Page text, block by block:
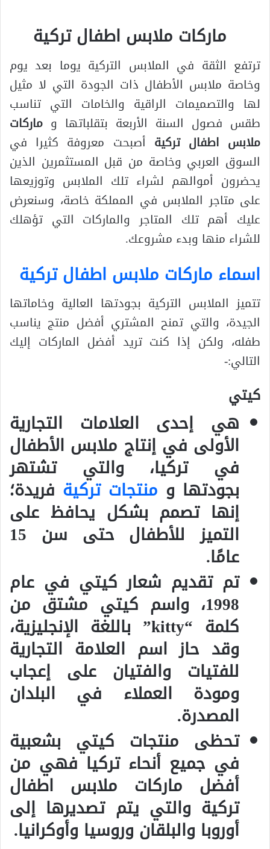
ماركات ملابس اطفال تركية
ترتفع الثقة في الملابس التركية يوما بعد يوم
وخاصة ملابس الأطفال ذات الجودة التي لا مثيل
لها والتصميمات الراقية والخامات التي تناسب
طقس فصول السنة الأربعة بتقلباتها و ماركات
ملابس اطفال تركية أصبحت معروفة كثيرا في
السوق العربي وخاصة من قبل المستثمرين الذين
يحضرون أموالهم لشراء تلك الملابس وتوزيعها
على متاجر الملابس في المملكة خاصة، وسنعرض
عليك أهم تلك المتاجر والماركات التي تؤهلك
للشراء منها وبدء مشروعك.
اسماء ماركات ملابس اطفال تركية
تتميز الملابس التركية بجودتها العالية وخاماتها
الجيدة، والتي تمنح المشتري أفضل منتج يناسب
طفله، ولكن إذا كنت تريد أفضل الماركات إليك
التالي:-
كيتي
هي إحدى العلامات التجارية
الأولى في إنتاج ملابس الأطفال
في تركيا، والتي تشتهر
بجودتها و منتجات تركية فريدة؛
إنها تصمم بشكل يحافظ على
التميز للأطفال حتى سن 15
عامًا.
تم تقديم شعار كيتي في عام
1998، واسم كيتي مشتق من
كلمة “kitty” باللغة الإنجليزية،
وقد حاز اسم العلامة التجارية
للفتيات والفتيان على إعجاب
ومودة العملاء في البلدان
المصدرة.
تحظى منتجات كيتي بشعبية
في جميع أنحاء تركيا فهي من
أفضل ماركات ملابس اطفال
تركية والتي يتم تصديرها إلى
أوروبا والبلقان وروسيا وأوكرانيا.